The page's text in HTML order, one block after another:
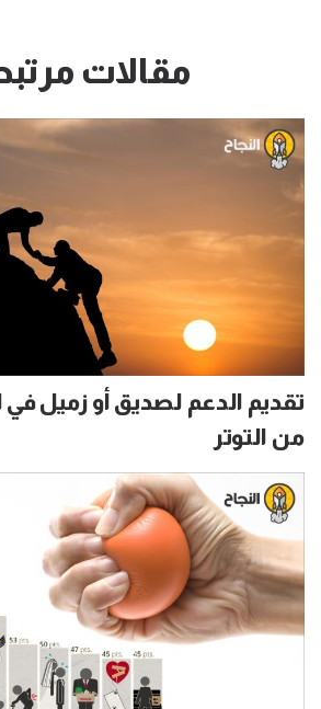
مقالات
تقديم الدعم لصديق أو زميل في
من التوتر